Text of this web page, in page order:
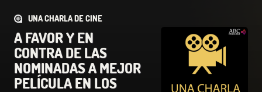
UNA CHARLA DE CINE
A FAVOR Y EN
CONTRA DE LAS
NOMINADAS A MEJOR
PELÍCULA EN LOS